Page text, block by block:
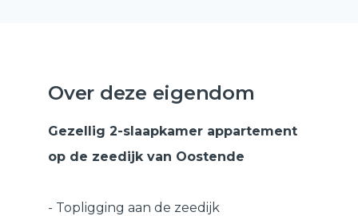
Over deze eigendom
Gezellig 2-slaapkamer appartement
op de zeedijk van Oostende
- Topligging aan de zeedijk